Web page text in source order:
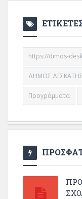
https://dimos-
ΔΗΜΟΣ ΔΕΣΚΑΤΗΣ
Προγράμματα